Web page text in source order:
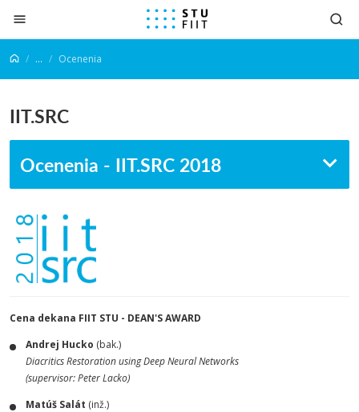
Prejsť na obsah
... Ocenenia
IIT.SRC
Ocenenia - IIT.SRC 2018
Cena dekana FIIT STU - DEAN'S AWARD
Andrej Hucko (bak.)
Diacritics Restoration using Deep Neural Networks
(supervisor: Peter Lacko)
Matúš Salát (inž.)